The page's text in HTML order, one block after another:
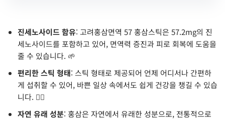
진세노사이드 함유: 고려홍삼면역 57 홍삼스틱은 57.2mg의 진
세노사이드를 포함하고 있어, 면역력 증진과 피로 회복에 도움을
줄 수 있습니다. 🌱
편리한 스틱 형태: 스틱 형태로 제공되어 언제 어디서나 간편하
게 섭취할 수 있어, 바쁜 일상 속에서도 쉽게 건강을 챙길 수 있습
니다. 🏃‍♂️
자연 유래 성분: 홍삼은 자연에서 유래한 성분으로, 전통적으로